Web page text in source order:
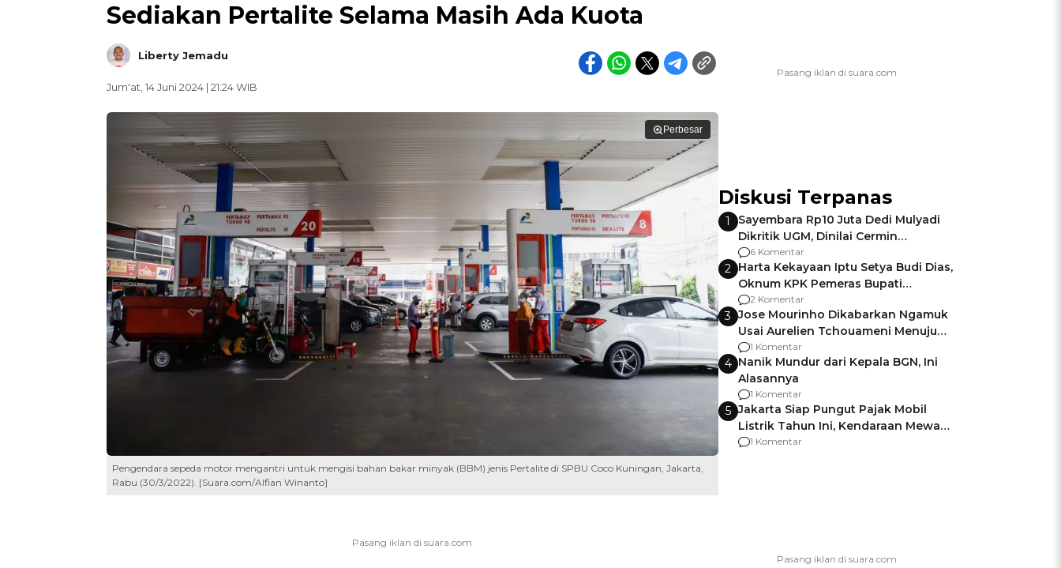
Sediakan Pertalite Selama Masih Ada Kuota
Liberty Jemadu
Jum'at, 14 Juni 2024 | 21:24 WIB
Perbesar
Pengendara sepeda motor mengantri untuk mengisi bahan bakar minyak (BBM) jenis Pertalite di SPBU Coco Kuningan, Jakarta,
Rabu (30/3/2022). [Suara.com/Alfian Winanto]
Diskusi Terpanas
1
Sayembara Rp10 Juta Dedi Mulyadi
Dikritik UGM, Dinilai Cermin
Gagalnya Negara Jamin Keamanan
6 Komentar
2 Harta Kekayaan Iptu Setya Budi Dias,
Oknum KPK Pemeras Bupati
Pemalang
2 Komentar
3 Jose Mourinho Dikabarkan Ngamuk
Usai Aurelien Tchouameni Menuju
Manchester United
1 Komentar
4 Nanik Mundur dari Kepala BGN, Ini
Alasannya
1 Komentar
5 Jakarta Siap Pungut Pajak Mobil
Listrik Tahun Ini, Kendaraan Mewah
Kena hingga 75% PKB
1 Komentar